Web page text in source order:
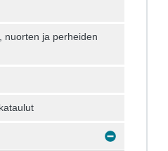
nuorten ja perheiden